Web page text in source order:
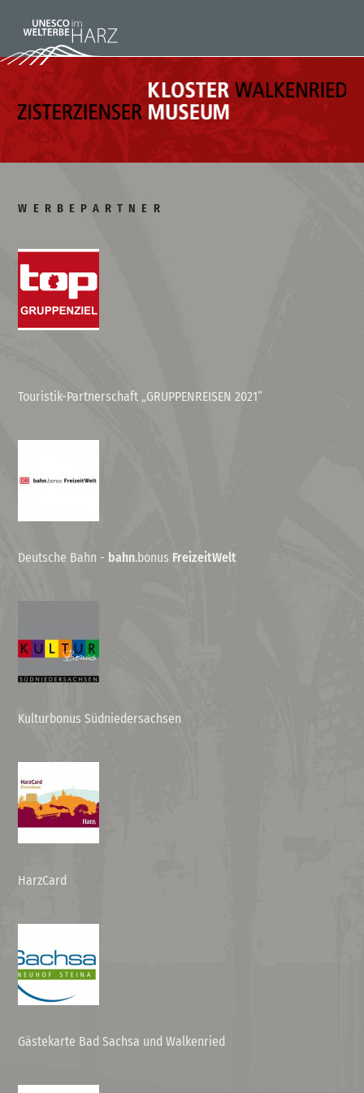
WERBEPARTNER
Touristik-Partnerschaft „GRUPPENREISEN 2021“
Deutsche Bahn - bahn.bonus FreizeitWelt
Kulturbonus Südniedersachsen
HarzCard
Gästekarte Bad Sachsa und Walkenried